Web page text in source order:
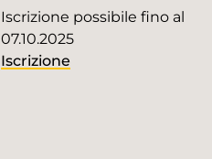
Iscrizione possibile fino al
07.10.2025
Iscrizione